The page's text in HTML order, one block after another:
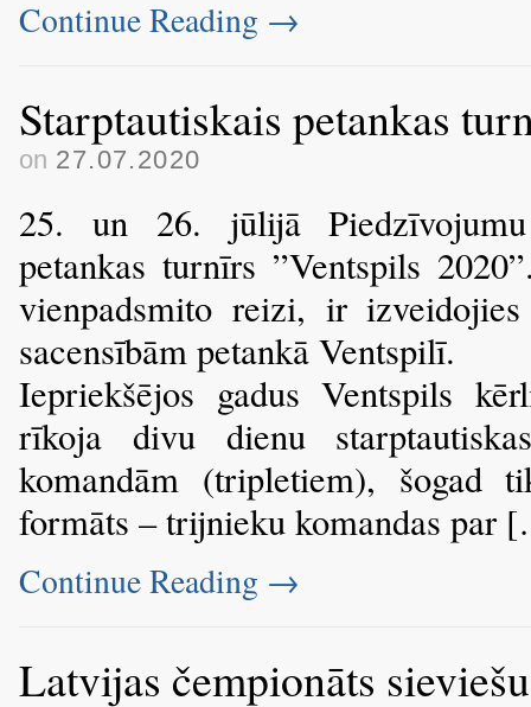
Continue Reading →
Starptautiskais petankas
on 27.07.2020
25. un 26. jūlijā
petankas turnīrs ”Ventspils
vienpadsmito reizi, ir
sacensībām petankā Ventspilī.
Iepriekšējos gadus Ventspils
rīkoja divu dienu
komandām (tripletiem), šogad
formāts – trijnieku komandas par
Continue Reading →
Latvijas čempionāts